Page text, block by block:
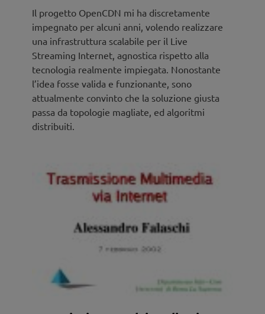
Il progetto OpenCDN mi ha discretamente
impegnato per alcuni anni, volendo realizzare
una infrastruttura scalabile per il Live
Streaming Internet, agnostica rispetto alla
tecnologia realmente impiegata. Nonostante
l’idea fosse valida e funzionante, sono
attualmente convinto che la soluzione giusta
passa da topologie magliate, ed algoritmi
distribuiti.